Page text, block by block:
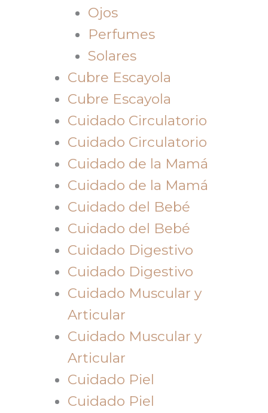
Ojos
Perfumes
Solares
Cubre Escayola
Cubre Escayola
Cuidado Circulatorio
Cuidado Circulatorio
Cuidado de la Mamá
Cuidado de la Mamá
Cuidado del Bebé
Cuidado del Bebé
Cuidado Digestivo
Cuidado Digestivo
Cuidado Muscular y
Articular
Cuidado Muscular y
Articular
Cuidado Piel
Cuidado Piel